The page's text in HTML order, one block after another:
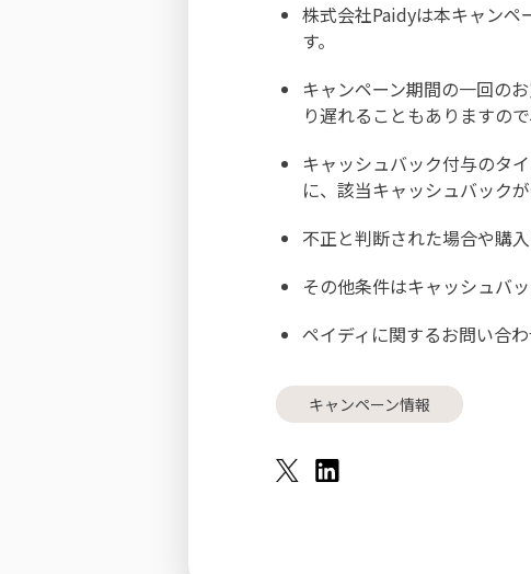
株式会社Paidyは本キャンペ
す。
キャンペーン期間の一回の
り遅れることもありますの
キャッシュバック付与のタ
に、該当キャッシュバック
不正と判断された場合や購
その他条件はキャッシュバ
ペイディに関するお問い合
キャンペーン情報